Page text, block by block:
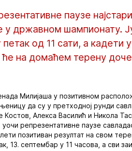
паузе
државном шампионату.
петак од 11 сати, а
ће на домаћем терену
Милијаша у позитивном
да су у претходној рунди
Костов, Алекса Василић и Никола
уочи репрезентативне паузе
позитиван резултат на свом
13. септембар у 11 часова, а сви